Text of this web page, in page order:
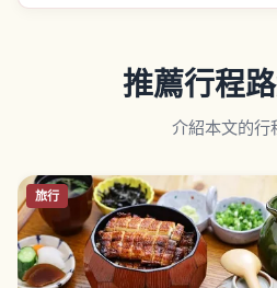
推薦行程
介紹本文的行
旅行